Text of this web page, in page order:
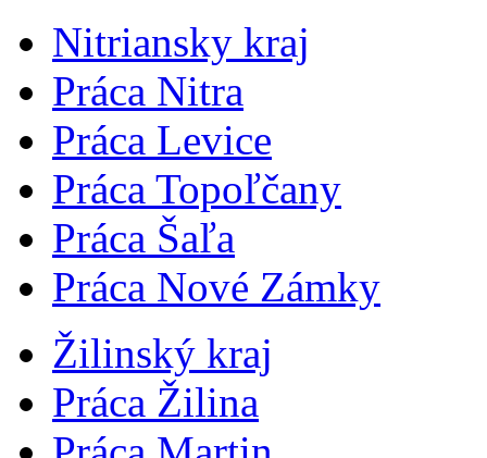
Nitriansky kraj
Práca Nitra
Práca Levice
Práca Topoľčany
Práca Šaľa
Práca Nové Zámky
Žilinský kraj
Práca Žilina